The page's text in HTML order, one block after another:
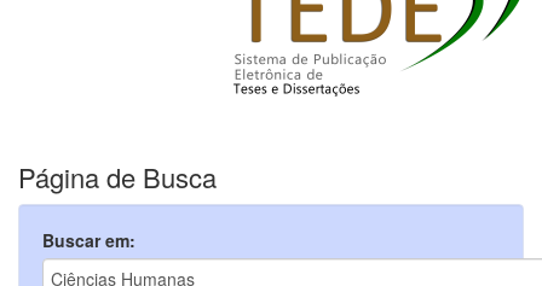
Página de Busca
Buscar em: